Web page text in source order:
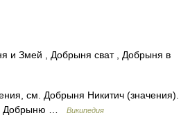
и Змей , Добрыня сват , Добрыня в
см. Добрыня Никитич (значения).
Добрыню …
Википедия